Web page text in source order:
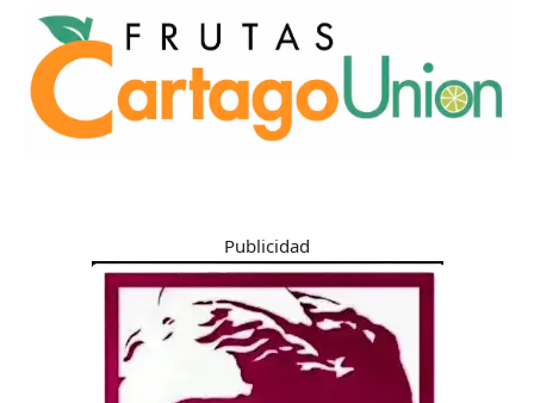
Publicidad